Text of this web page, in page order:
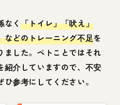
なく 「トイレ」「吠え」
などのトレーニング不足を
ました。ペトことではそれ
紹介していますので、不安
参考にしてください。